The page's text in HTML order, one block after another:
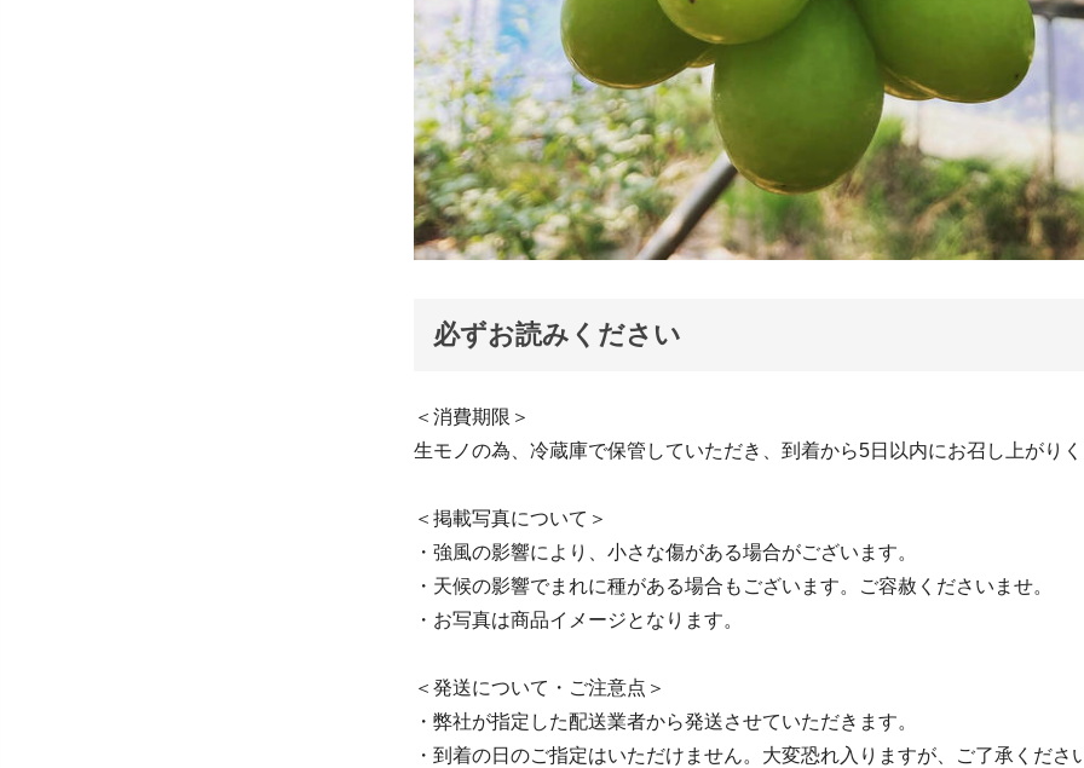
必ずお読みください
＜消費期限＞
生モノの為、冷蔵庫で保管していただき、到着から5日以内にお召し上がり
＜掲載写真について＞
・強風の影響により、小さな傷がある場合がございます。
・天候の影響でまれに種がある場合もございます。ご容赦くださいませ。
・お写真は商品イメージとなります。
＜発送について・ご注意点＞
・弊社が指定した配送業者から発送させていただきます。
・到着の日のご指定はいただけません。大変恐れ入りますが、ご了承くださ